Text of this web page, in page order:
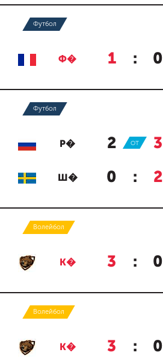
Футбол
Ф� 1 : 0
Футбол
Р� 2 : 3
ОТ
Ш� 0 : 2
Волейбол
К� 3 : 0
Волейбол
К� 3 : 0